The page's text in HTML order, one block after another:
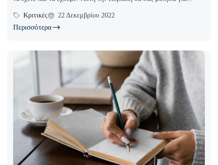
Κριτικές 22 Δεκεμβρίου 2022
Περισσότερα